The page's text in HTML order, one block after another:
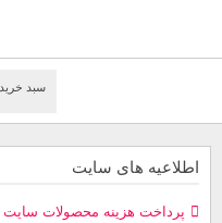
سبد خرید
اطلاعیه های سایت
پرداخت هزینه محصولات سایت